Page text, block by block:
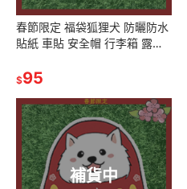
春節限定 福袋狐狸犬 防曬防水
貼紙 車貼 安全帽 行李箱 露營
$95
補貨中